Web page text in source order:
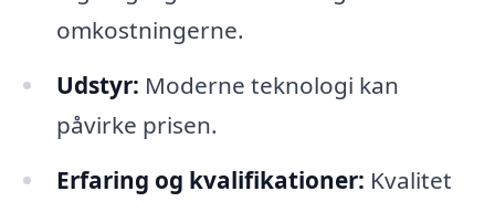
omkostningerne.
Udstyr: Moderne teknologi kan
påvirke prisen.
Erfaring og kvalifikationer: Kvalitet